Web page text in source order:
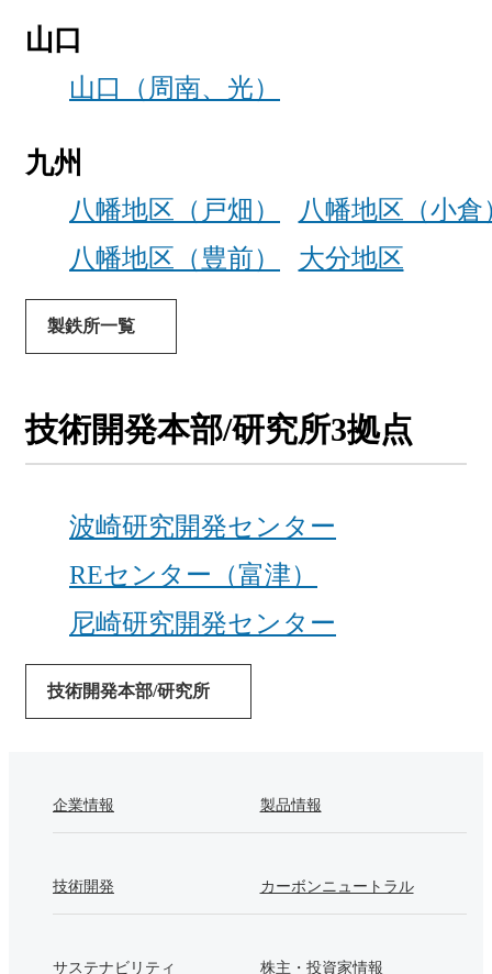
山口
山口（周南、光）
九州
八幡地区（戸畑）
八幡地区（小倉
八幡地区（豊前）
大分地区
製鉄所一覧
技術開発本部/研究所3拠点
波崎研究開発センター
REセンター（富津）
尼崎研究開発センター
技術開発本部/研究所
企業情報 製品情報
技術開発 カーボンニュートラル
サステナビリティ 株主・投資家情報